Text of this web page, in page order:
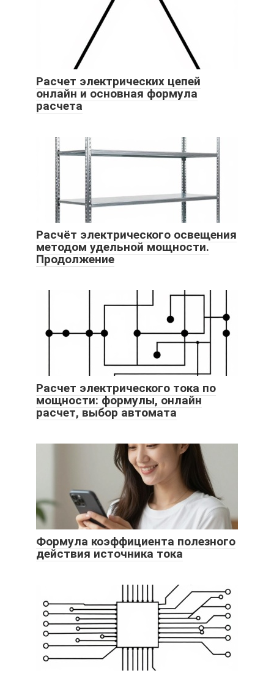
Расчет электрических цепей
онлайн и основная формула
расчета
Расчёт электрического освещения
методом удельной мощности.
Продолжение
Расчет электрического тока по
мощности: формулы, онлайн
расчет, выбор автомата
Формула коэффициента полезного
действия источника тока